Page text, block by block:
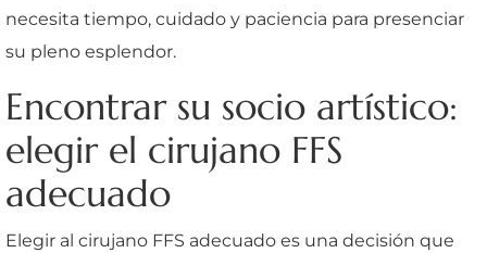
necesita tiempo, cuidado y paciencia para presenciar
su pleno esplendor.
Encontrar su socio artístico:
elegir el cirujano FFS
adecuado
Elegir al cirujano FFS adecuado es una decisión que